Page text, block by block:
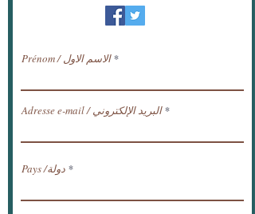
النشرة الإخبارية / تلقي الأخبار عبر البريد
Prénom / الاسم الاول
Adresse e-mail / البريد الإلكتروني
Pays /دولة